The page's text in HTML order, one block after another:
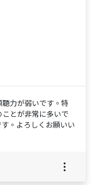
力が弱いです。特
とが非常に多いで
。よろしくお願いい